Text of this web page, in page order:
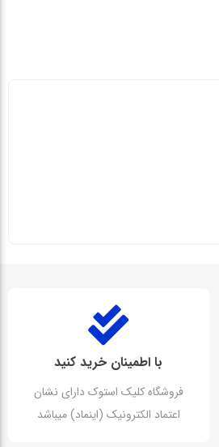
با اطمینان خرید کنید
فروشگاه کلیک استوک دارای نشان
اعتماد الکترونیک (اینماد) میباشد